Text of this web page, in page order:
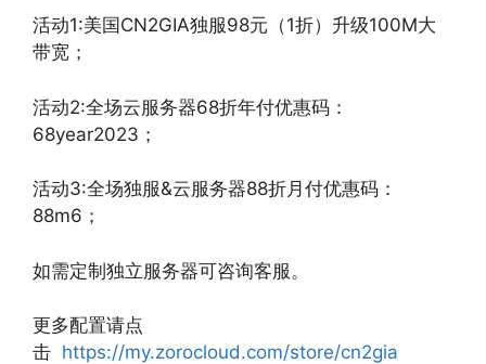
活动1:美国CN2GIA独服98元（1折）升级100M大
带宽；
活动2:全场云服务器68折年付优惠码：
68year2023；
活动3:全场独服&云服务器88折月付优惠码：
88m6；
如需定制独立服务器可咨询客服。
更多配置请点
击 https://my.zorocloud.com/store/cn2gia